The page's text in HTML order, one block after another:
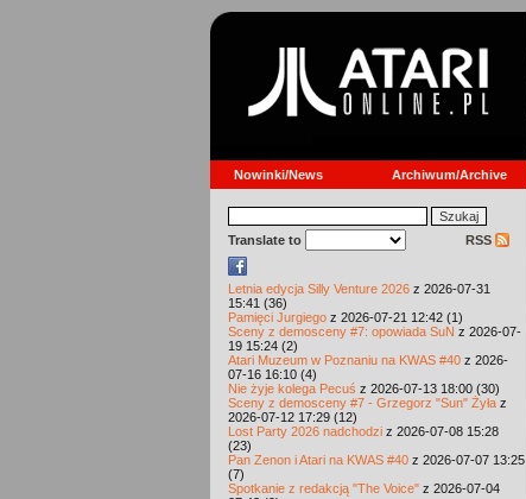
Nowinki/News Archiwum/Archive
Translate to RSS
Letnia edycja Silly Venture 2026 z 2026-07-31
15:41 (36)
Pamięci Jurgiego z 2026-07-21 12:42 (1)
Sceny z demosceny #7: opowiada SuN z 2026-07-
19 15:24 (2)
Atari Muzeum w Poznaniu na KWAS #40 z 2026-
07-16 16:10 (4)
Nie żyje kolega Pecuś z 2026-07-13 18:00 (30)
Sceny z demosceny #7 - Grzegorz "Sun" Żyła z
2026-07-12 17:29 (12)
Lost Party 2026 nadchodzi z 2026-07-08 15:28
(23)
Pan Zenon i Atari na KWAS #40 z 2026-07-07 13:25
(7)
Spotkanie z redakcją "The Voice" z 2026-07-04